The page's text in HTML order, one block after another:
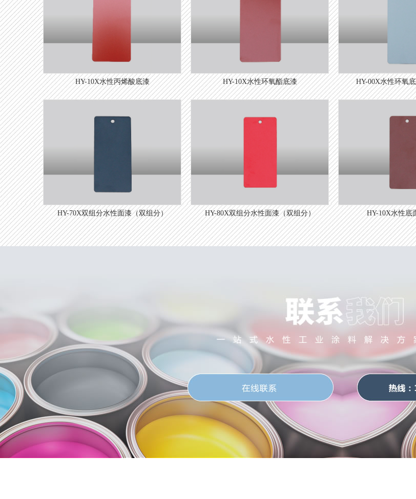
HY-10X水性丙烯酸底漆 HY-10X水性环氧酯底漆 HY-00X水性环氧
HY-70X双组分水性面漆（双组分） HY-80X双组分水性面漆（双组分） HY-10X水性底